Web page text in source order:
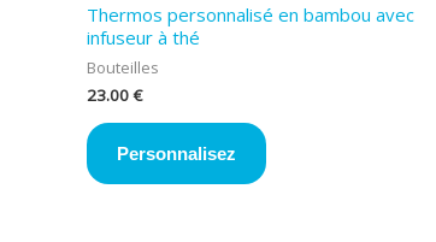
Thermos personnalisé en bambou avec
infuseur à thé
Bouteilles
23.00€
Personnalisez